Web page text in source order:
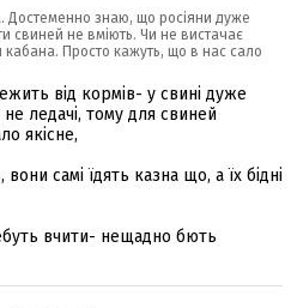
знаю, що росіяни дуже
свиней не вміють. Чи не вистачає
кабана. Просто кажуть, що в нас сало
від кормів- у свині дуже
ледачі, тому для свиней
якісне,
самі їдять казна що, а їх бідні
вчити- нещадно бють